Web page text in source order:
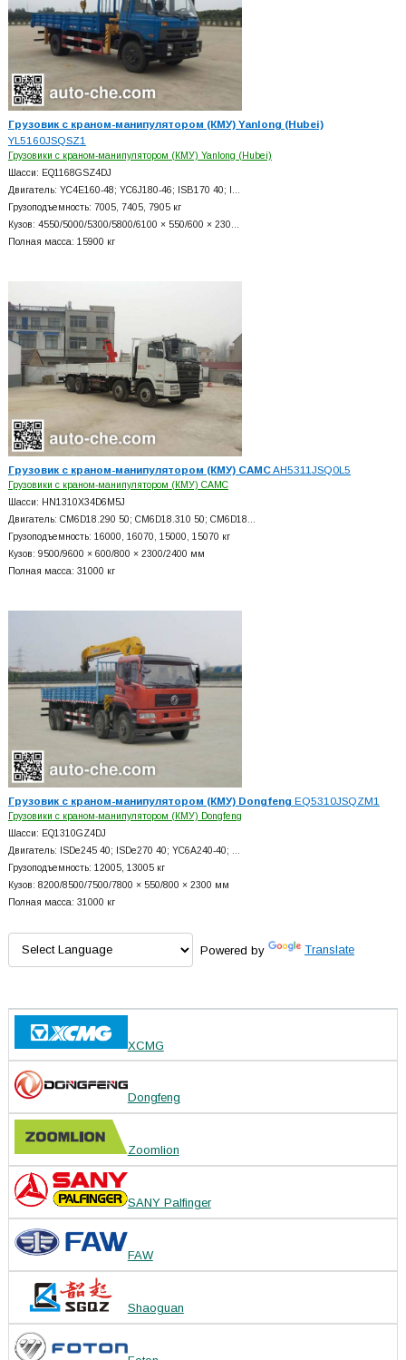
Грузовик с краном-манипулятором (КМУ) Yanlong (Hubei)
YL5160JSQSZ1
Грузовики с краном-манипулятором (КМУ) Yanlong (Hubei)
Шасси: EQ1168GSZ4DJ
Двигатель: YC4E160-48; YC6J180-46; ISB170 40; I…
Грузоподъемность: 7005, 7405, 7905 кг
Кузов: 4550/5000/5300/5800/6100 × 550/600 × 230…
Полная масса: 15900 кг
Грузовик с краном-манипулятором (КМУ) CAMCAH5311JSQ0L5
Грузовики с краном-манипулятором (КМУ) CAMC
Шасси: HN1310X34D6M5J
Двигатель: CM6D18.290 50; CM6D18.310 50; CM6D18…
Грузоподъемность: 16000, 16070, 15000, 15070 кг
Кузов: 9500/9600 × 600/800 × 2300/2400 мм
Полная масса: 31000 кг
Грузовик с краном-манипулятором (КМУ) Dongfeng EQ5310JSQZM1
Грузовики с краном-манипулятором (КМУ) Dongfeng
Шасси: EQ1310GZ4DJ
Двигатель: ISDe245 40; ISDe270 40; YC6A240-40; …
Грузоподъемность: 12005, 13005 кг
Кузов: 8200/8500/7500/7800 × 550/800 × 2300 мм
Полная масса: 31000 кг
Powered by Translate
XCMG
Dongfeng
Zoomlion
SANY Palfinger
FAW
Shaoguan